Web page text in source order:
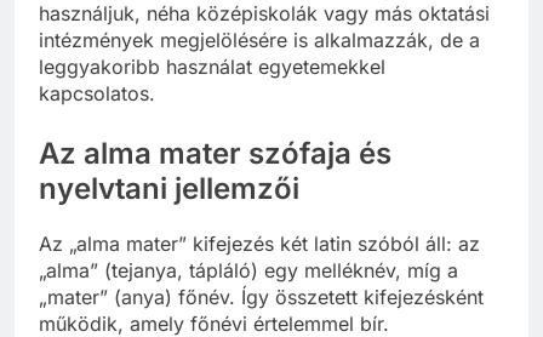
használjuk, néha középiskolák vagy más oktatási
intézmények megjelölésére is alkalmazzák, de a
leggyakoribb használat egyetemekkel
kapcsolatos.
Az alma mater szófaja és
nyelvtani jellemzői
Az „alma mater” kifejezés két latin szóból áll: az
„alma” (tejanya, tápláló) egy melléknév, míg a
„mater” (anya) főnév. Így összetett kifejezésként
működik, amely főnévi értelemmel bír.